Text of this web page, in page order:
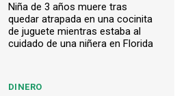
Niña de 3 años muere tras
quedar atrapada en una cocinita
de juguete mientras estaba al
cuidado de una niñera en Florida
DINERO